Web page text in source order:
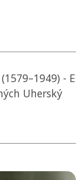
- E
Uherský